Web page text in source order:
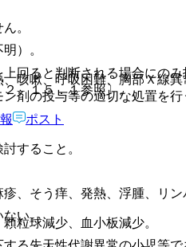
回ると判断される場合にの
、１５．１参照〕。
すること。
い。
）。
嗽、呼吸困難、胸部Ｘ線
剤の投与等の適切な処置を行
そう痒、発熱、浮腫、リン
粒球減少、血小板減少。
。
ポスト